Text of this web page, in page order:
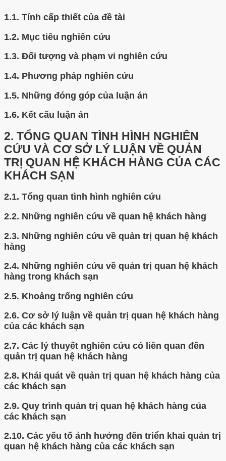
1.1. Tính cấp thiết của đề tài
1.2. Mục tiêu nghiên cứu
1.3. Đối tượng và phạm vi nghiên cứu
1.4. Phương pháp nghiên cứu
1.5. Những đóng góp của luận án
1.6. Kết cấu luận án
2. TỔNG QUAN TÌNH HÌNH NGHIÊN
CỨU VÀ CƠ SỞ LÝ LUẬN VỀ QUẢN
TRỊ QUAN HỆ KHÁCH HÀNG CỦA CÁC
KHÁCH SẠN
2.1. Tổng quan tình hình nghiên cứu
2.2. Những nghiên cứu về quan hệ khách hàng
2.3. Những nghiên cứu về quản trị quan hệ khách
hàng
2.4. Những nghiên cứu về quản trị quan hệ khách
hàng trong khách sạn
2.5. Khoảng trống nghiên cứu
2.6. Cơ sở lý luận về quản trị quan hệ khách hàng
của các khách sạn
2.7. Các lý thuyết nghiên cứu có liên quan đến
quản trị quan hệ khách hàng
2.8. Khái quát về quản trị quan hệ khách hàng của
các khách sạn
2.9. Quy trình quản trị quan hệ khách hàng của
các khách sạn
2.10. Các yếu tố ảnh hưởng đến triển khai quản trị
quan hệ khách hàng của các khách sạn